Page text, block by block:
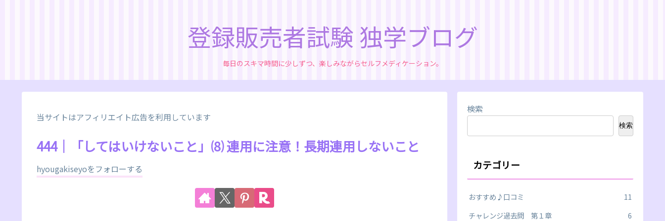
登録販売者試験 独学ブログ
毎日のスキマ時間に少しずつ、楽しみながらセルフメディケーション。
当サイトはアフィリエイト広告を利用しています
444｜「してはいけないこと」⑻ 連用に注意！長期連用しないこと
hyougakiseyoをフォローする
検索
検索
カテゴリー
おすすめ♪口コミ
11
チャレンジ過去問 第１章
6